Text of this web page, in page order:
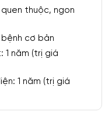
thuộc, ngon
cơ bản
1 năm (trị giá
1 năm (trị giá